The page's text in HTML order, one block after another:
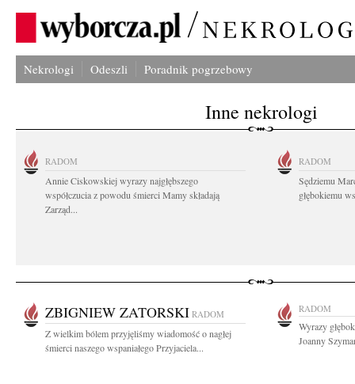
Nekrologi Odeszli Poradnik pogrzebowy
Inne nekrologi
RADOM
Annie Ciskowskiej wyrazy najgłębszego
współczucia z powodu śmierci Mamy składają
Zarząd...
RADOM
Sędziemu
głębokiemu
ZBIGNIEW ZATORSKI RADOM
Z wielkim bólem przyjęliśmy wiadomość o nagłej
śmierci naszego wspaniałego Przyjaciela...
RADOM
Wyrazy
Joanny